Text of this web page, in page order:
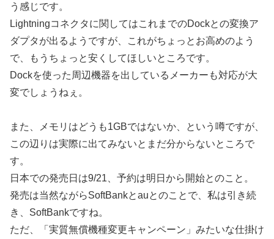
う感じです。
Lightningコネクタに関してはこれまでのDockとの変換ア
ダプタが出るようですが、これがちょっとお高めのよう
で、もうちょっと安くしてほしいところです。
Dockを使った周辺機器を出しているメーカーも対応が大
変でしょうねぇ。
また、メモリはどうも1GBではないか、という噂ですが、
この辺りは実際に出てみないとまだ分からないところで
す。
日本での発売日は9/21、予約は明日から開始とのこと。
発売は当然ながらSoftBankとauとのことで、私は引き続
き、SoftBankですね。
ただ、「実質無償機種変更キャンペーン」みたいな仕掛け